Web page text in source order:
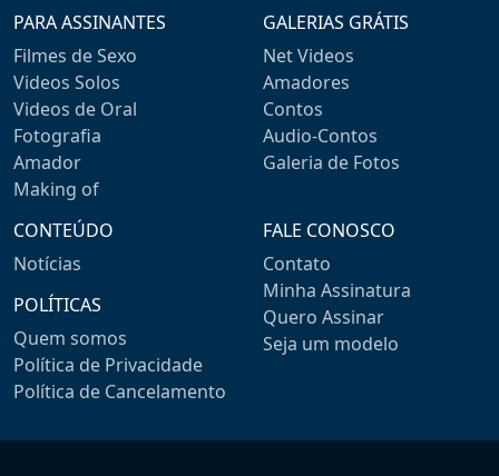
PARA ASSINANTES
Filmes de Sexo
Videos Solos
Videos de Oral
Fotografia
Amador
Making of
GALERIAS GRÁTIS
Net Videos
Amadores
Contos
Audio-Contos
Galeria de Fotos
CONTEÚDO
Notícias
POLÍTICAS
Quem somos
Política de Privacidade
Política de Cancelamento
FALE CONOSCO
Contato
Minha Assinatura
Quero Assinar
Seja um modelo